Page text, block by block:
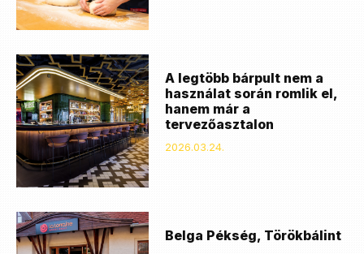
A legtöbb bárpult nem a
használat során romlik el,
hanem már a
tervezőasztalon
2026.03.24.
Belga Pékség, Törökbálint